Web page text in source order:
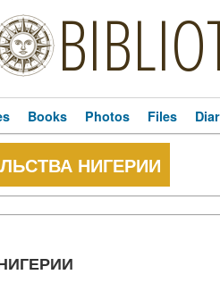
Books Photos Files
НИГЕРИИ